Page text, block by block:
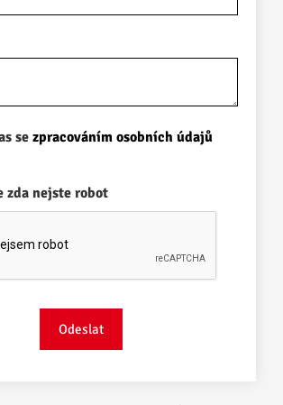
se zpracováním osobních údajů
zda nejste robot